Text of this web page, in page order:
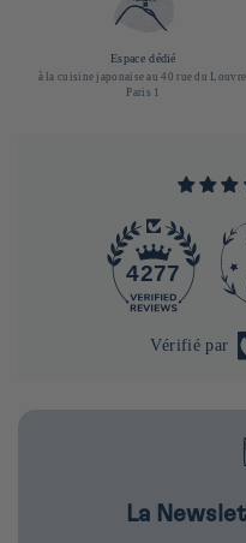
Espace dédié
à la cuisine japonaise au 40 rue du Louvre,
Paris 1
4277
Vérifié par
La